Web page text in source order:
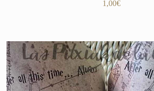
1,00€